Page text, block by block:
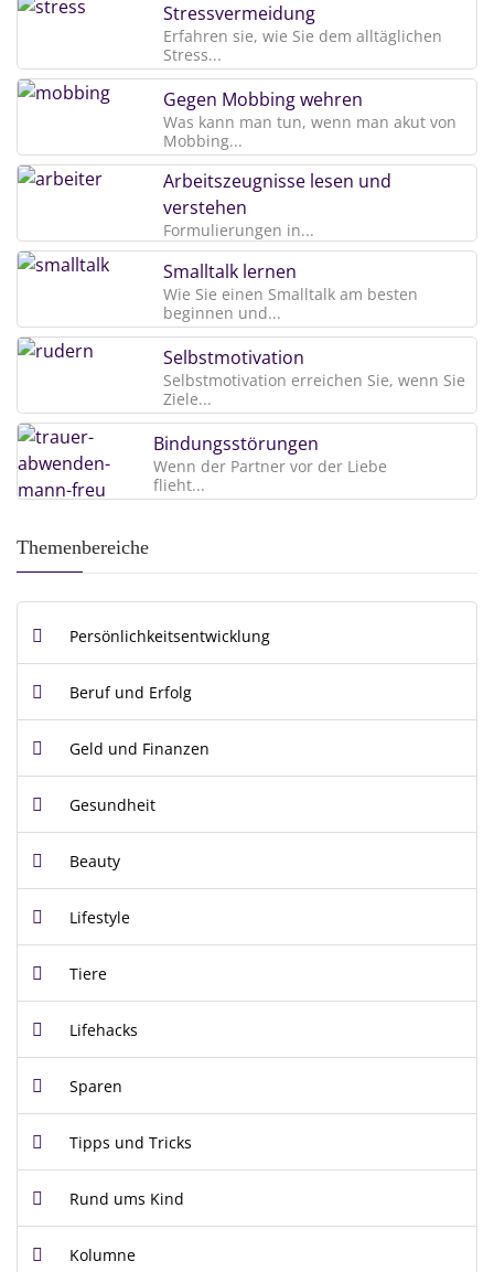
Stressvermeidung
Erfahren sie, wie Sie dem alltäglichen
Stress...
Gegen Mobbing wehren
Was kann man tun, wenn man akut von
Mobbing...
Arbeitszeugnisse lesen und
verstehen
Formulierungen in...
Smalltalk lernen
Wie Sie einen Smalltalk am besten
beginnen und...
Selbstmotivation
Selbstmotivation erreichen Sie, wenn Sie
Ziele...
Bindungsstörungen
Wenn der Partner vor der Liebe
flieht...
Themenbereiche
Persönlichkeitsentwicklung
Beruf und Erfolg
Geld und Finanzen
Gesundheit
Beauty
Lifestyle
Tiere
Lifehacks
Sparen
Tipps und Tricks
Rund ums Kind
Kolumne